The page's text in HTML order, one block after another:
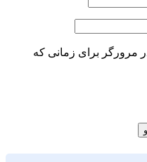
مرورگر برای زمانی که